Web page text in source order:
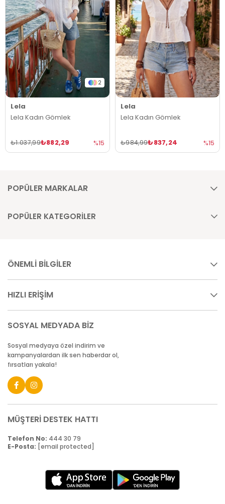
2
Lela
Lela Kadın Gömlek
₺882,29
₺1.037,99 %15
Lela
Lela Kadın Gömlek
₺837,24
₺984,99 %15
POPÜLER MARKALAR
POPÜLER KATEGORİLER
ÖNEMLİ BİLGİLER
HIZLI ERİŞİM
SOSYAL MEDYADA BİZ
Sosyal medyaya özel indirim ve
kampanyalardan ilk sen haberdar ol,
fırsatları yakala!
MÜŞTERİ DESTEK HATTI
Telefon No: 444 30 79
E-Posta: [email protected]